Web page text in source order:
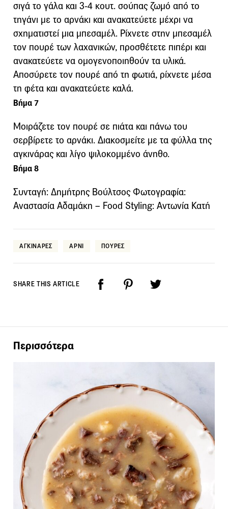
σιγά το γάλα και 3-4 κουτ. σούπας ζωμό από το
τηγάνι με το αρνάκι και ανακατεύετε μέχρι να
σχηματιστεί μια μπεσαμέλ. Ρίχνετε στην μπεσαμέλ
τον πουρέ των λαχανικών, προσθέτετε πιπέρι και
ανακατεύετε να ομογενοποιηθούν τα υλικά.
Αποσύρετε τον πουρέ από τη φωτιά, ρίχνετε μέσα
τη φέτα και ανακατεύετε καλά.
Βήμα 7
Μοιράζετε τον πουρέ σε πιάτα και πάνω του
σερβίρετε το αρνάκι. Διακοσμείτε με τα φύλλα της
αγκινάρας και λίγο ψιλοκομμένο άνηθο.
Βήμα 8
Συνταγή: Δημήτρης Βούλτσος Φωτογραφία:
Αναστασία Αδαμάκη – Food Styling: Αντωνία Κατή
ΑΓΚΙΝΑΡΕΣ ΑΡΝΙ ΠΟΥΡΕΣ
SHARE THIS ARTICLE
Περισσότερα